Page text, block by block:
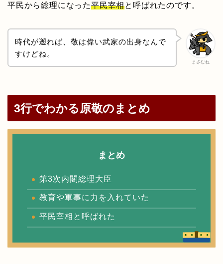
平民から総理になった平民宰相と呼ばれたのです。
まさむね
時代が遡れば、敬は偉い武家の出身なんで
すけどね。
3行でわかる原敬のまとめ
まとめ
第3次内閣総理大臣
教育や軍事に力を入れていた
平民宰相と呼ばれた